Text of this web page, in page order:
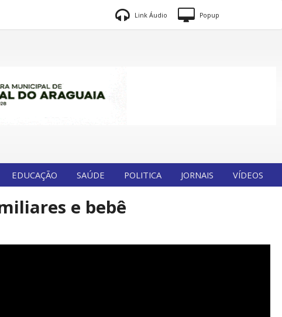
Link Áudio Popup